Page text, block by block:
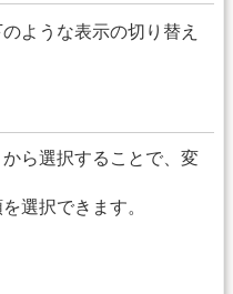
ような表示の切り替え
ら選択することで、変
選択できます。